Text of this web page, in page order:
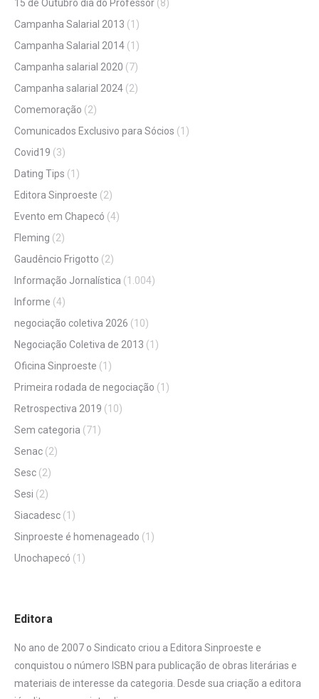
15 de Outubro dia do Professor (8)
Campanha Salarial 2013 (1)
Campanha Salarial 2014 (1)
Campanha salarial 2020 (7)
Campanha salarial 2024 (2)
Comemoração (2)
Comunicados Exclusivo para Sócios (1)
Covid19 (3)
Dating Tips (1)
Editora Sinproeste (2)
Evento em Chapecó (4)
Fleming (2)
Gaudêncio Frigotto (2)
Informação Jornalística (1.004)
Informe (4)
negociação coletiva 2026 (10)
Negociação Coletiva de 2013 (1)
Oficina Sinproeste (1)
Primeira rodada de negociação (1)
Retrospectiva 2019 (10)
Sem categoria (71)
Senac (2)
Sesc (2)
Sesi (2)
Siacadesc (1)
Sinproeste é homenageado (1)
Unochapecó (1)
Editora
No ano de 2007 o Sindicato criou a Editora Sinproeste e
conquistou o número ISBN para publicação de obras literárias e
materiais de interesse da categoria. Desde sua criação a editora